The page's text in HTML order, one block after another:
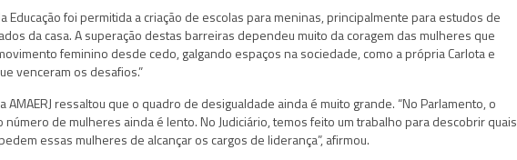
Educação foi permitida a criação de escolas para meninas, principalmente para estudos de
da casa. A superação destas barreiras dependeu muito da coragem das mulheres que
feminino desde cedo, galgando espaços na sociedade, como a própria Carlota e
venceram os desafios.”
AMAERJ ressaltou que o quadro de desigualdade ainda é muito grande. “No Parlamento, o
número de mulheres ainda é lento. No Judiciário, temos feito um trabalho para descobrir quais
essas mulheres de alcançar os cargos de liderança”, afirmou.